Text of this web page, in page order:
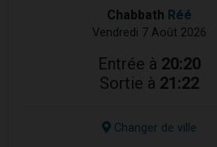
Chabbath Réé
Vendredi 7 Août 2026
Entrée à 20:20
Sortie à 21:22
Changer de ville